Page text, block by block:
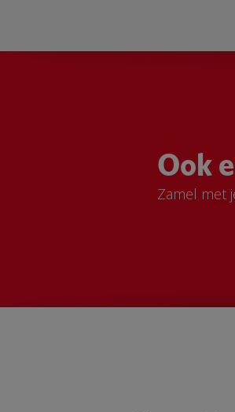
Ook
Zamel met